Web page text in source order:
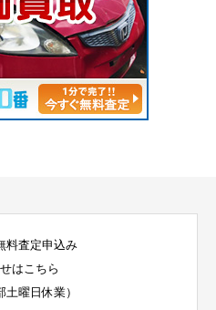
料査定申込み
はこちら
土曜日休業）